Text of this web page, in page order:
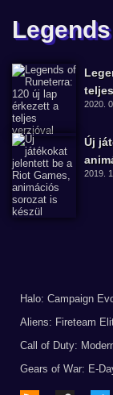
2020.
Új
2019.
Halo: Campaign
Aliens: Fireteam
Call of Duty:
Gears of War: E-